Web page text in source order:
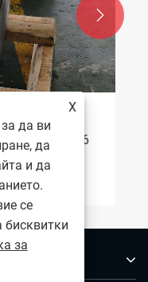
стомана 316

X
да ви
да
и да
се
бисквитки
за